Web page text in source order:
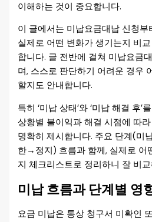
이해하는 것이 중요합니다.
이 글에서는 미납요금대납 신청
실제로 어떤 변화가 생기는지 비
합니다. 글 전반에 걸쳐 미납요금
며, 스스로 판단하기 어려운 경우
할지도 안내합니다.
특히 ‘미납 상태’와 ‘미납 해결 후’
상황별 불이익과 해결 시점에 따
명확히 제시합니다. 주요 단계(미
한→정지) 흐름과 함께, 실제로 어
지 체크리스트로 정리하니 잘 비
미납 흐름과 단계별 영
요금 미납은 통상 청구서 미확인